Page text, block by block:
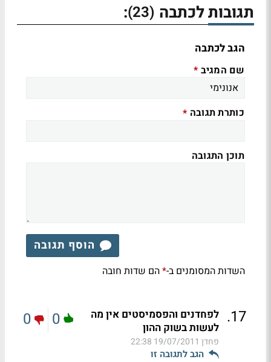
תגובות לכתבה (23)
:
הגב לכתבה
שם המגיב *
כותרת תגובה *
תוכן התגובה
הוסף תגובה
השדות המסומנים ב-*הם שדות חובה
17
. לפחדנים והפסמיסטים אין מה
לעשות בשוק ההון
פחדן 19/07/2011 22:38
הגב לתגובה זו
0
0